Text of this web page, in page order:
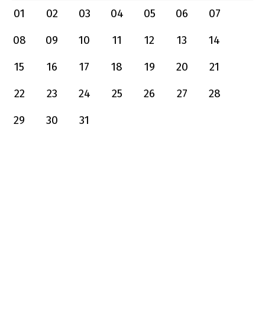
01
02 03 04 05 06
07
08
09 10 11 12 13
14
15
16 17 18 19 20
21
22
23 24 25 26 27
28
29
30 31